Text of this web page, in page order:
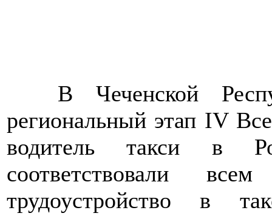
В Чеченской
региональный этап IV
водитель такси в
соответствовали
трудоустройство в